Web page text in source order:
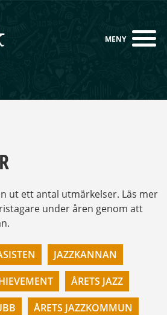
ut ett antal utmärkelser. Läs mer
under åren genom att
JAZZKANNAN
ÅRETS JAZZ
ÅRETS JAZZKOMMUN